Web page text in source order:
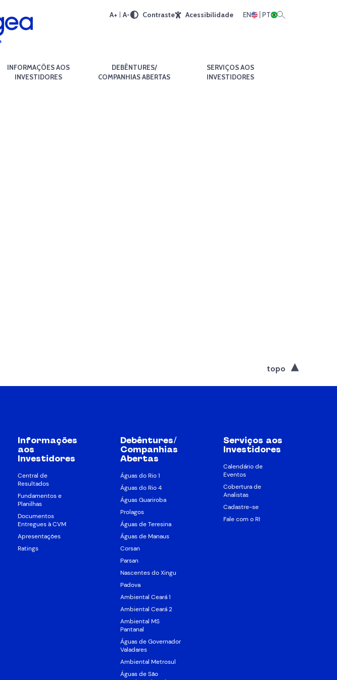
A+ A- Contraste Acessibilidade EN PT
INFORMAÇÕES AOS
INVESTIDORES
DEBÊNTURES/
COMPANHIAS ABERTAS
SERVIÇOS AOS
INVESTIDORES
topo
Informações
aos
Investidores
Central de
Resultados
Fundamentos e
Planilhas
Documentos
Entregues à CVM
Apresentações
Ratings
Debêntures/
Companhias
Abertas
Águas do Rio 1
Águas do Rio 4
Águas Guariroba
Prolagos
Águas de Teresina
Águas de Manaus
Corsan
Parsan
Nascentes do Xingu
Padova
Ambiental Ceará 1
Ambiental Ceará 2
Ambiental MS
Pantanal
Águas de Governador
Valadares
Ambiental Metrosul
Águas de São
Serviços aos
Investidores
Calendário de
Eventos
Cobertura de
Analistas
Cadastre-se
Fale com o RI